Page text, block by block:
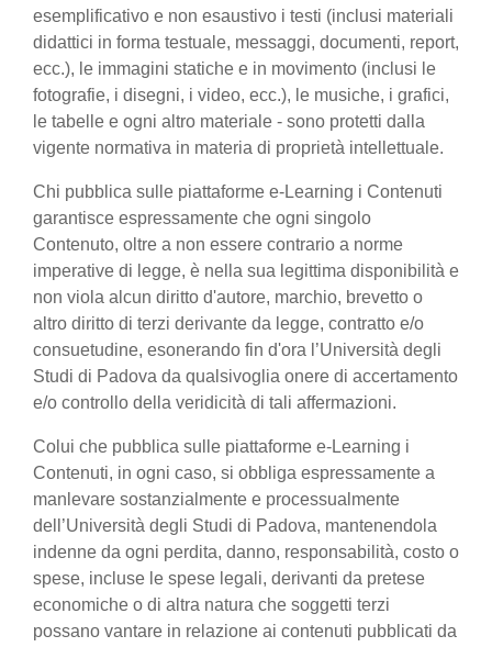
esemplificativo e non esaustivo i testi (inclusi materiali
didattici in forma testuale, messaggi, documenti, report,
ecc.), le immagini statiche e in movimento (inclusi le
fotografie, i disegni, i video, ecc.), le musiche, i grafici,
le tabelle e ogni altro materiale - sono protetti dalla
vigente normativa in materia di proprietà intellettuale.
Chi pubblica sulle piattaforme e-Learning i Contenuti
garantisce espressamente che ogni singolo
Contenuto, oltre a non essere contrario a norme
imperative di legge, è nella sua legittima disponibilità e
non viola alcun diritto d'autore, marchio, brevetto o
altro diritto di terzi derivante da legge, contratto e/o
consuetudine, esonerando fin d'ora l’Università degli
Studi di Padova da qualsivoglia onere di accertamento
e/o controllo della veridicità di tali affermazioni.
Colui che pubblica sulle piattaforme e-Learning i
Contenuti, in ogni caso, si obbliga espressamente a
manlevare sostanzialmente e processualmente
dell’Università degli Studi di Padova, mantenendola
indenne da ogni perdita, danno, responsabilità, costo o
spese, incluse le spese legali, derivanti da pretese
economiche o di altra natura che soggetti terzi
possano vantare in relazione ai contenuti pubblicati da